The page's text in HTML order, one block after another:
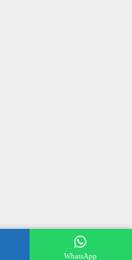
WhatsApp